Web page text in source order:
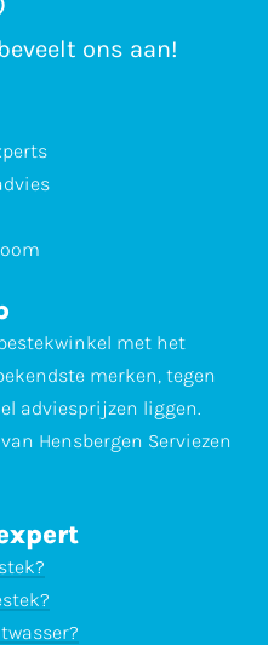
ons aan!
met het
merken, tegen
adviesprijzen liggen.
Hensbergen Serviezen